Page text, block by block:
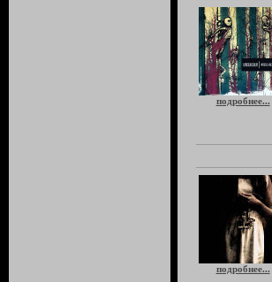
подробнее...
подробнее...